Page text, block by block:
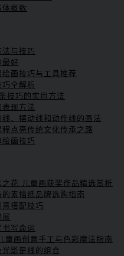
概数
与技巧
好
画技巧与工具推荐
全解析
技巧的实用方法
现方法
线、摆动线和动作线的画法
程点亮传统文化传承之路
绘画技巧
花 儿童画获奖作品精选赏析
素描纸品牌选购指南
搭配技巧
展
写命运
童画创意手工与色彩魔法指南
影是线的组合